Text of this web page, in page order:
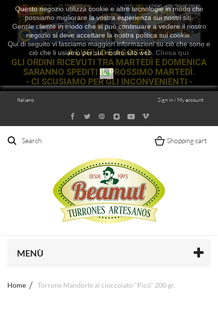
Questo negozio utilizza cookie e altre tecnologie in modo che
possiamo migliorare la vostra esperienza sui nostri siti.
Gentile cliente in modo che si può continuare a vedere il nostro
negozio si deve accettare la nostra politica sui cookie.
Qui di seguito vi lasciamo maggiori informazioni su ciò che sono e
ciò che li usiamo per sul nostro sito web. Clicca qui
Ok
A LUGLIO E AGOSTO
GLI ORDINI RICEVUTI TRA MARTEDÌ E DOMENICA
SARANNO SPEDITI IL PROSSIMO MARTEDÌ.
- CI SCUSIAMO PER GLI INCONVENIENTI -
Sign in / My account
Italiano
Search Shopping cart
MENÙ
Home Torrone Mandorle al cioccolato "Picó" 200 gr.